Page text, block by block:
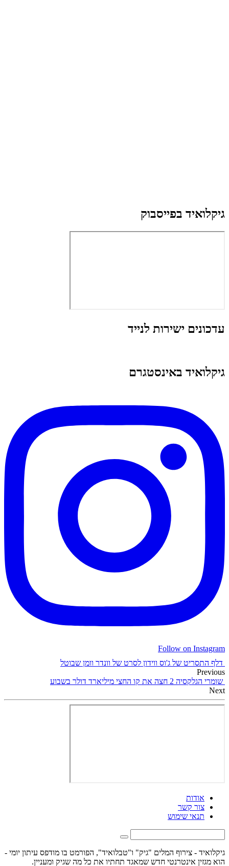
גיקלואיד בפייסבוק
עדכונים ישירות לנייד
גיקלואיד באינסטגרם
Follow on Instagram
דלף התסריט של ג'וס ווידון לסרט של וונדר וומן שבוטל
Previous
שומרי הגלקסיה 2 חצה את קו החצי מיליארד דולר בשבוע
Next
אודות
צור קשר
תנאי שימוש
גיקלואיד - צירוף המלים "גיק" ו"טבלואיד", הפורמט בו מודפס עיתון יומי -
הוא מגזין אינטרנטי חדש שמאגד תחתיו את כל מה שגיק ומעניין.